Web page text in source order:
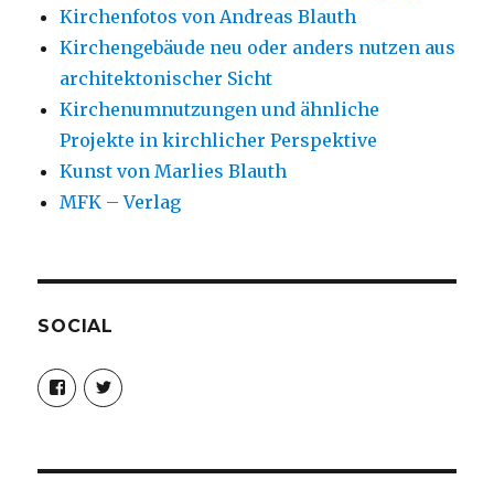
Kirchenfotos von Andreas Blauth
Kirchengebäude neu oder anders nutzen aus
architektonischer Sicht
Kirchenumnutzungen und ähnliche
Projekte in kirchlicher Perspektive
Kunst von Marlies Blauth
MFK – Verlag
SOCIAL
Profil
von
christoph.fleischer1
anzeigen
Profil
von
anzeigen